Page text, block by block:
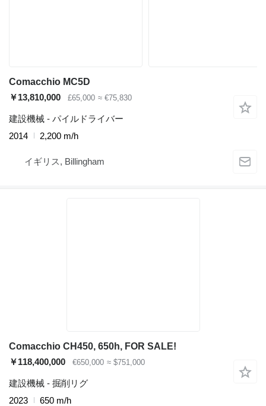
Comacchio MC5D
￥13,810,000
£65,000 ≈ €75,830
建設機械 - パイルドライバー
2014
2,200 m/h
イギリス, Billingham
Comacchio CH450, 650h, FOR SALE!
￥118,400,000
€650,000 ≈ $751,000
建設機械 - 掘削リグ
2023
650 m/h